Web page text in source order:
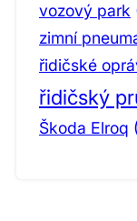
vozový park
zimní
řidičské
řidičský
Škoda Elroq